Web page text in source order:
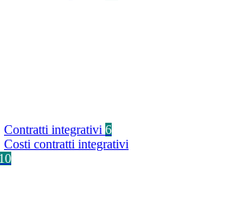
Contratti integrativi 6
Costi contratti integrativi
10